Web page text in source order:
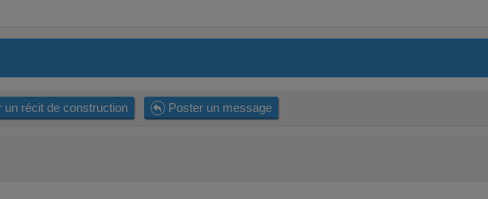
un récit de construction Poster un message